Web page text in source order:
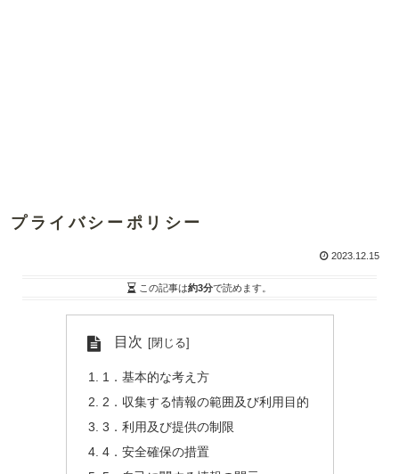
プライバシーポリシー
2023.12.15
この記事は約3分で読めます。
目次
1．基本的な考え方
2．収集する情報の範囲及び利用目的
3．利用及び提供の制限
4．安全確保の措置